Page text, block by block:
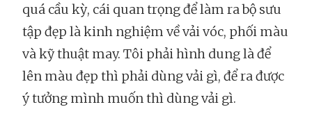
quá cầu kỳ, cái quan trọng để làm ra bộ sưu
tập đẹp là kinh nghiệm về vải vóc, phối màu
và kỹ thuật may. Tôi phải hình dung là để
lên màu đẹp thì phải dùng vải gì, để ra được
ý tưởng mình muốn thì dùng vải gì.